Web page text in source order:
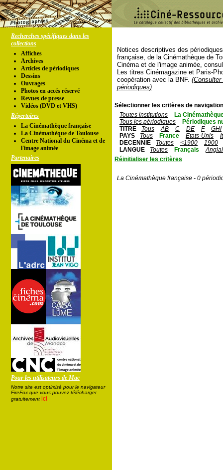
Recherches spécifiques dans les
collections
Affiches
Archives
Articles de périodiques
Dessins
Ouvrages
Photos en accés réservé
Revues de presse
Vidéos (DVD et VHS)
Répertoires
La Cinémathèque française
La Cinémathèque de Toulouse
Centre National du Cinéma et de
l'image animée
Partenaires
Pour les utilisateurs de Mac
Notre site est optimisé pour le navigateur
FireFox que vous pouvez télécharger
gratuitement ici
Notices descriptives des
française, de la Cinémathèque de
Cinéma et de l'image animée,
Les titres Cinémagazine et Paris-
coopération avec la BNF.
périodiques)
Sélectionner les critères de
Toutes institutions
La
Tous les périodiques
Périodiques
TITRE
Tous AB C DE F
GHI
PAYS
Tous France Etats-Unis
DECENNIE
Toutes <1900
1900
LANGUE
Toutes Français
Réinitialiser les critères
La Cinémathèque française - 0